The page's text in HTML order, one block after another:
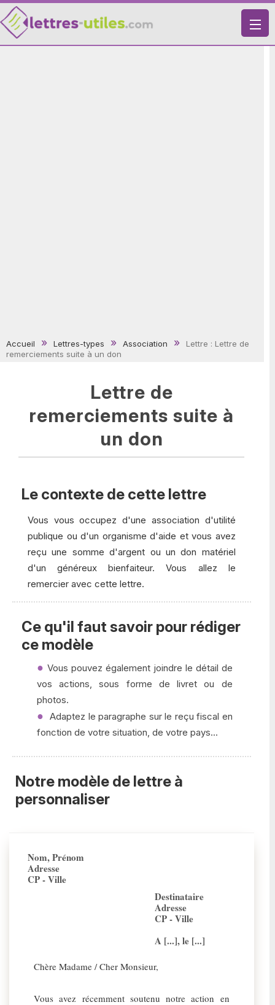
X
Accueil Lettres-types Association
Lettre : Lettre de
remerciements suite à un don
Lettre de
remerciements suite à
un don
Le contexte de cette lettre
Vous vous occupez d'une association d'utilité
publique ou d'un organisme d'aide et vous avez
reçu une somme d'argent ou un don matériel
d'un généreux bienfaiteur. Vous allez le
remercier avec cette lettre.
Ce qu'il faut savoir pour rédiger
ce modèle
Vous pouvez également joindre le détail de
vos actions, sous forme de livret ou de
photos.
Adaptez le paragraphe sur le reçu fiscal en
fonction de votre situation, de votre pays...
Notre modèle de lettre à
personnaliser
Nom, Prénom
Adresse
CP - Ville
Destinataire
Adresse
CP - Ville
A [...], le [...]
Chère Madame / Cher Monsieur,
Vous avez récemment soutenu notre action en